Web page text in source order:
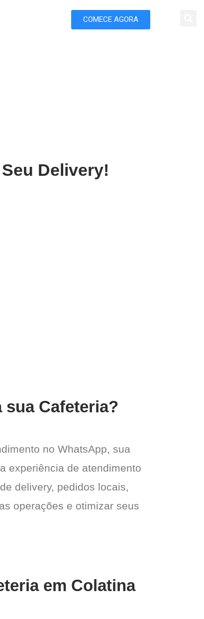
COMECE AGORA
Delivery!
sua Cafeteria?
no WhatsApp, sua
experiência de atendimento
delivery, pedidos locais,
operações e otimizar seus
em Colatina